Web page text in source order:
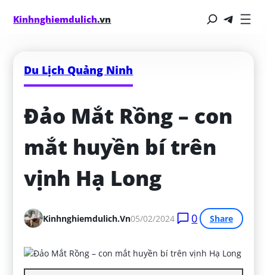
Kinhnghiemdulich.vn
Du Lịch Quảng Ninh
Đảo Mắt Rồng – con
mắt huyền bí trên
vịnh Hạ Long
Kinhnghiemdulich.vn05/02/2024 0 Share